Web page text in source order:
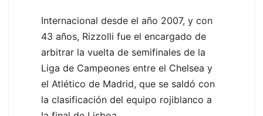
Internacional desde el año 2007, y con
43 años, Rizzolli fue el encargado de
arbitrar la vuelta de semifinales de la
Liga de Campeones entre el Chelsea y
el Atlético de Madrid, que se saldó con
la clasificación del equipo rojiblanco a